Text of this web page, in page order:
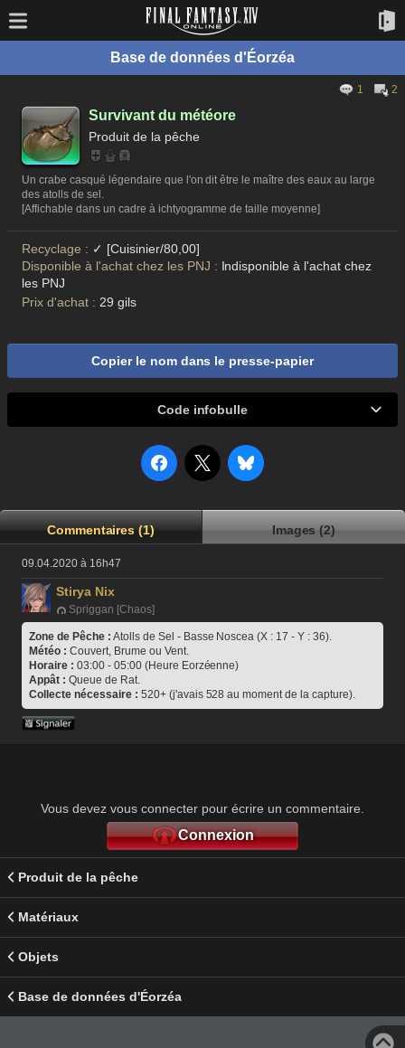
Base de données d'Éorzéa
1 2
Survivant du météore
Produit de la pêche
Un crabe casqué légendaire que l'on dit être le maître des eaux au large
des atolls de sel.
[Affichable dans un cadre à ichtyogramme de taille moyenne]
Recyclage : ✓ [Cuisinier/80,00]
Disponible à l'achat chez les PNJ : Indisponible à l'achat chez
les PNJ
Prix d'achat : 29 gils
Copier le nom dans le presse-papier
Code infobulle
Commentaires (1) Images (2)
09.04.2020 à 16h47
Stirya Nix
Spriggan [Chaos]
Zone de Pêche : Atolls de Sel - Basse Noscea (X : 17 - Y : 36).
Météo : Couvert, Brume ou Vent.
Horaire : 03:00 - 05:00 (Heure Eorzéenne)
Appât : Queue de Rat.
Collecte nécessaire : 520+ (j'avais 528 au moment de la capture).
Vous devez vous connecter pour écrire un commentaire.
Connexion
Produit de la pêche
Matériaux
Objets
Base de données d'Éorzéa